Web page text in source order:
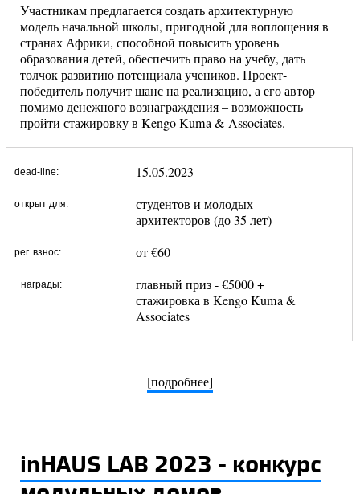
Участникам предлагается создать архитектурную
модель начальной школы, пригодной для воплощения в
странах Африки, способной повысить уровень
образования детей, обеспечить право на учебу, дать
толчок развитию потенциала учеников. Проект-
победитель получит шанс на реализацию, а его автор
помимо денежного вознаграждения – возможность
пройти стажировку в Kengo Kuma & Associates.
dead-line: 15.05.2023
открыт для:
студентов и молодых
архитекторов (до 35 лет)
рег. взнос: от €60
награды:
главный приз - €5000 +
стажировка в Kengo Kuma &
Associates
[подробнее]
inHAUS LAB 2023 - конкурс